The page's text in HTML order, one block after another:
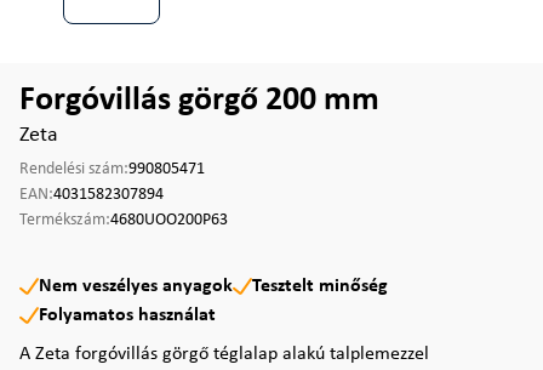
Forgóvillás görgő 200 mm
Zeta
Rendelési szám:990805471
EAN:4031582307894
Termékszám:4680UOO200P63
Nem veszélyes anyagok
Tesztelt minőség
Folyamatos használat
A Zeta forgóvillás görgő téglalap alakú talplemezzel